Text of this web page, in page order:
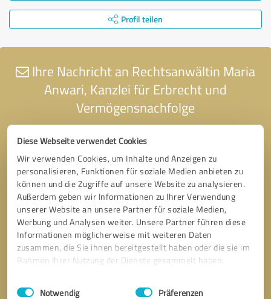
Diese Webseite verwendet Cookies
Wir verwenden Cookies, um Inhalte und Anzeigen zu
personalisieren, Funktionen für soziale Medien anbieten zu
können und die Zugriffe auf unsere Website zu analysieren.
Außerdem geben wir Informationen zu Ihrer Verwendung
unserer Website an unsere Partner für soziale Medien,
Werbung und Analysen weiter. Unsere Partner führen diese
Informationen möglicherweise mit weiteren Daten
zusammen, die Sie ihnen bereitgestellt haben oder die sie im
Rahmen Ihrer Nutzung der Dienste gesammelt haben.
Impressum Datenschutzbestimmungen
Einwilligungsauswahl
Notwendig Präferenzen
Profil teilen
Ihre Nachricht an Rechtsanwältin Maria
Anwari, Kanzlei für Erbrecht und
Vermögensnachfolge